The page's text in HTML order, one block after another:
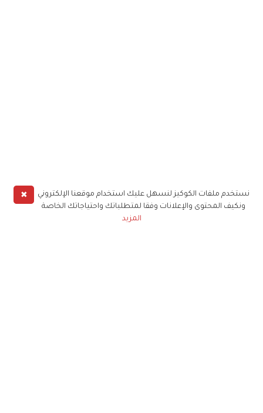
✖
نستخدم ملفات الكوكيز لنسهل عليك استخدام موقعنا الإلكتروني
ونكيف المحتوى والإعلانات وفقا لمتطلباتك واحتياجاتك الخاصة
المزيد